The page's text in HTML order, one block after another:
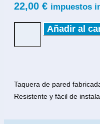
22,00 € impuestos
Añadir al
Taquera de pared
Resistente y fácil de